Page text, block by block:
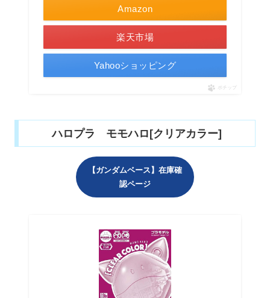
Amazon
楽天市場
Yahooショッピング
ポチップ
ハロプラ モモハロ[クリアカラー]
【ガンダムベース】在庫確
認ページ